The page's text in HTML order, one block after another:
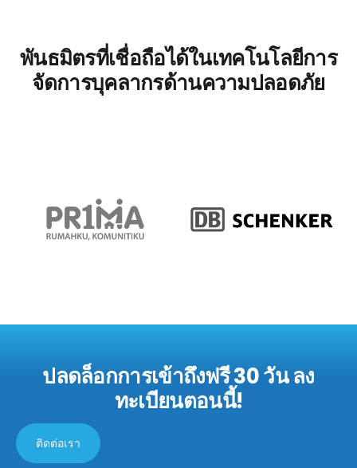
พันธมิตรที่เชื่อถือได้ในเทคโนโลยีการ
จัดการบุคลากรด้านความปลอดภัย
ปลดล็อกการเข้าถึงฟรี 30 วันลง
ทะเบียนตอนนี้!
ติดต่อเรา